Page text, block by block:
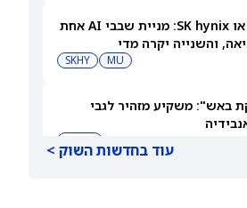
מיקרון או SK hynix: מניית שבבי AI אחת
והשנייה יקרה מדי
MU
SKHY
באש": משקיע מזהיר לגבי
עוד בחדשות השוק >